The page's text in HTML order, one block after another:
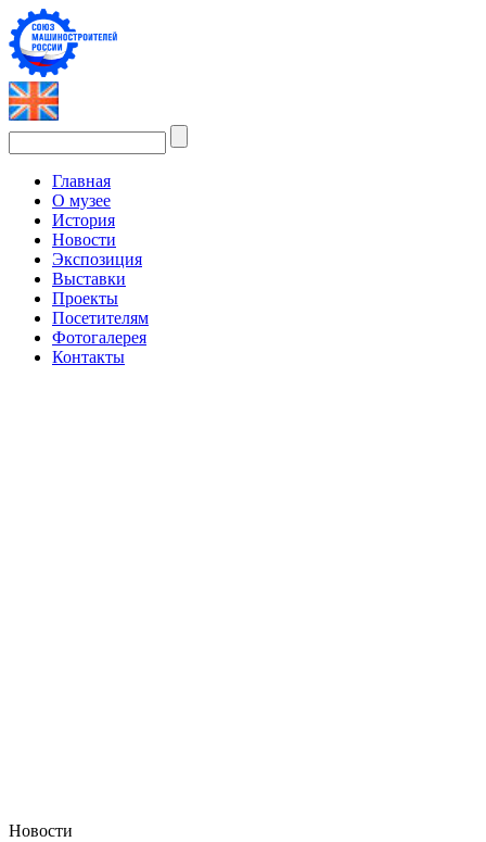
Главная
О музее
История
Новости
Экспозиция
Выставки
Проекты
Посетителям
Фотогалерея
Контакты
Новости